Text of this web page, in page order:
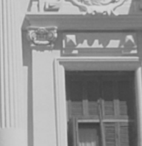
Documentos